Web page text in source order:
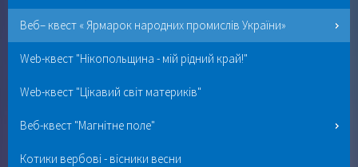
Веб– квест « Ярмарок народних промислів України»
Web-квест "Нікопольщина - мій рідний край!"
Web-квест "Цікавий світ материків"
Веб-квест "Магнітне поле"
Котики вербові - вісники весни